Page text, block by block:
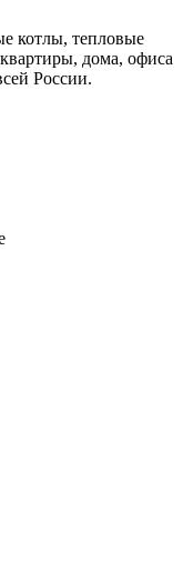
котлы, тепловые
дома, офиса
России.